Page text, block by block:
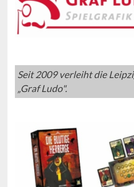
Seit 2009 verleiht die
„Graf Ludo".